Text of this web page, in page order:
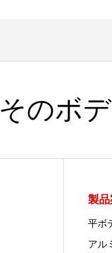
のボ
製
平ボ
アル